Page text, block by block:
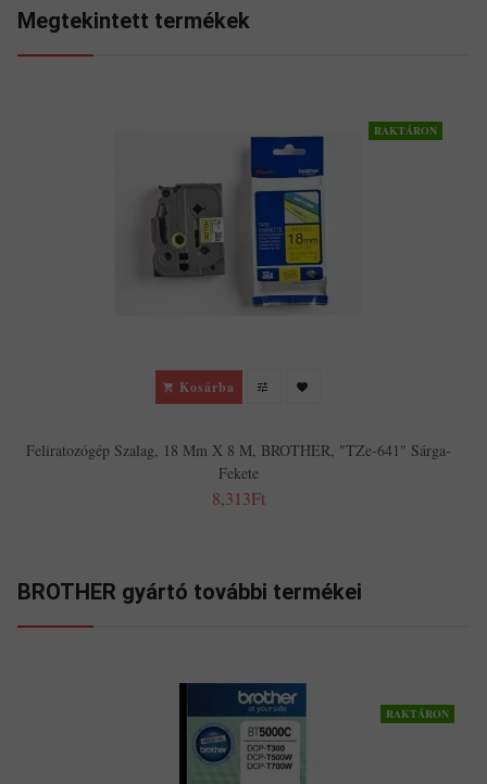
Megtekintett termékek
RAKTÁRON
Kosárba
Feliratozógép Szalag, 18 Mm X 8 M, BROTHER, "TZe-641" Sárga-
Fekete
8,313Ft
BROTHER gyártó további termékei
RAKTÁRON